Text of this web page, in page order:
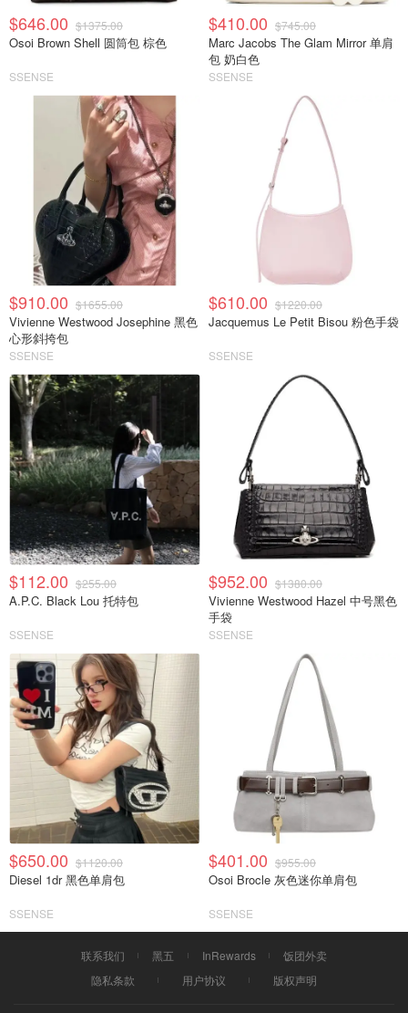
$646.00 $1375.00
Osoi Brown Shell 圆筒包 棕色
SSENSE
$410.00 $745.00
Marc Jacobs The Glam Mirror 单肩
包 奶白色
SSENSE
$910.00 $1655.00
Vivienne Westwood Josephine 黑色
心形斜挎包
SSENSE
$610.00 $1220.00
Jacquemus Le Petit Bisou 粉色手袋
SSENSE
$112.00 $255.00
A.P.C. Black Lou 托特包
SSENSE
$952.00 $1380.00
Vivienne Westwood Hazel 中号黑色
手袋
SSENSE
$650.00 $1120.00
Diesel 1dr 黑色单肩包
SSENSE
$401.00 $955.00
Osoi Brocle 灰色迷你单肩包
SSENSE
联系我们 黑五 InRewards
饭团外卖
隐私条款
用户协议 版权声明